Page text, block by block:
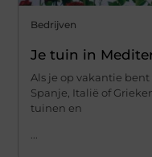
Bedrijven
Je tuin in
Als je op vakantie
Spanje, Italië of
tuinen en
...